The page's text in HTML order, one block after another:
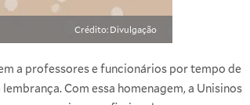
Crédito: Divulgação
a professores e funcionários por tempo de
Com essa homenagem, a Unisinos